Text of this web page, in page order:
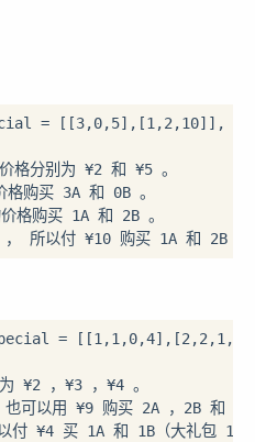
格分别为 ¥2 和 ¥5 。
格购买 3A 和 0B 。
格购买 1A 和 2B 。
所以付 ¥10 购买 1A 和 2B（
¥2 ，¥3 ，¥4 。
也可以用 ¥9 购买 2A ，2B 和
付 ¥4 买 1A 和 1B（大礼包 1